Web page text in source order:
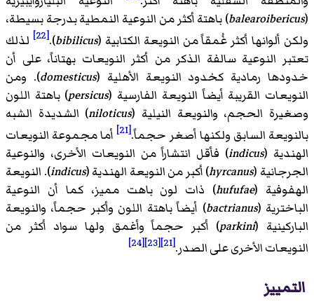
(
balearoibericus) باهتة أكثر من النوعية النمطية بدرجة بسيطة،
ولكن ألوانها أكثر غُمقاً من النويعة الكتابية (bibilicus
).‏
[22]
لذلك
تعتبر النوعية سالفة الذكر من أكثر النويعات بهتاناً، على أن
خدودها رمادية كخدود النويعة الأهلية (domesticus). ومن
النويعات القريبة أيضاً النويعة الفارسية (persicus) باهتة اللون
وصغيرة الحجم، والنويعة النيلية (niloticus) الشديدة الشبه
بالنويعة السابق ولكنها أصغر حجماً.[21]
أما مجموعة النويعات
الهندية (indicus) فأقل انتشاراً من النويعات الأخرى، والنوعية
الجرجانية (hyrcanus) أكبر من النويعة الهندية (indicus). النويعة
الهفوفية (hufufae) ذات لون باهت مميز، كما أن النوعية
الباخترية (bactrianus) أيضاً باهتة اللون وأكبر حجماً، والنويعة
الباركينية (parkini) أكبر حجماً وأغمق ولها سواد أكثر من
النويعات الأخرى على الصدر.[21]
[23]
[24]
التمييز